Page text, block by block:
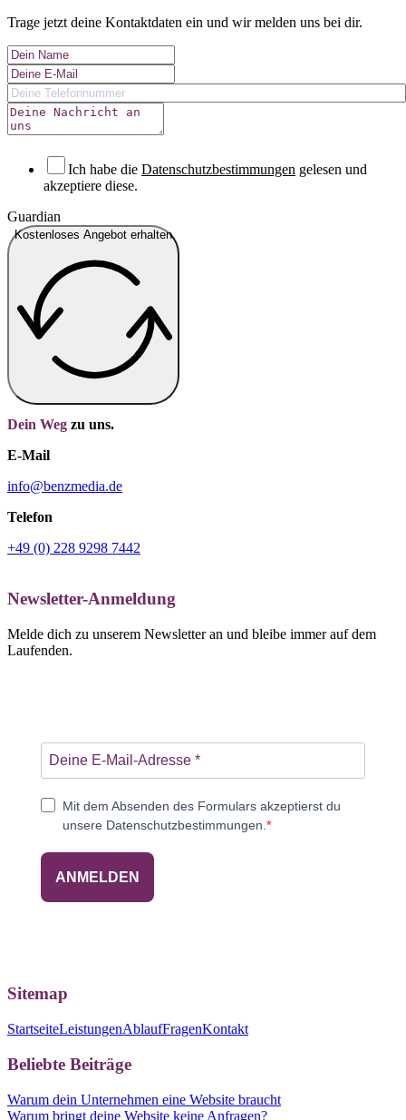
Trage jetzt deine Kontaktdaten ein und wir melden uns bei dir.
Ich habe die Datenschutzbestimmungen gelesen und
akzeptiere diese.
Guardian
Kostenloses Angebot erhalten
Dein Weg zu uns.
E-Mail
info@benzmedia.de
Telefon
+49 (0) 228 9298 7442
Newsletter-Anmeldung
Melde dich zu unserem Newsletter an und bleibe immer auf dem
Laufenden.
Mit dem Absenden des Formulars akzeptierst du
unsere Datenschutzbestimmungen.
ANMELDEN
Sitemap
StartseiteLeistungenAblaufFragenKontakt
Beliebte Beiträge
Warum dein Unternehmen eine Website braucht
Warum bringt deine Website keine Anfragen?